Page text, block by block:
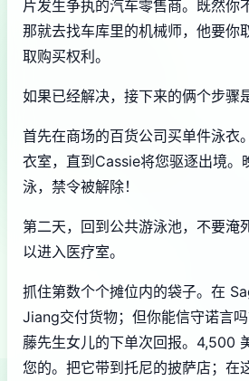
片发生争执的汽车零售商。既然你
那就去找车库里的机械师，他要你
取购买权利。
如果已经解决，接下来的俩个步骤
首先在商场的百货公司买单件泳衣
衣室，直到Cassie将您驱逐出境。
泳，禁令被解除！
第二天，回到公共游泳池，不要淹
以进入医疗室。
抓住第数个个摊位内的袋子。在
Jiang交付货物；但你能信守诺言
藤先生女儿的下单次回报。4,500
您的。把它带到托尼的披萨店；在